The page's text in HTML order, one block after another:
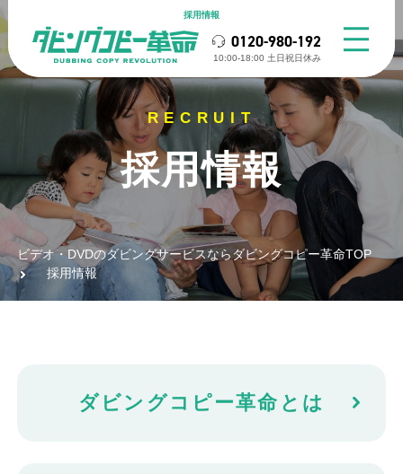
採用情報
0120-980-192
10:00-18:00 ⼟⽇祝⽇休み
採用情報
ビデオ・DVDのダビングサービスならダビングコピー革命TOP
採用情報
ダビングコピー⾰命とは